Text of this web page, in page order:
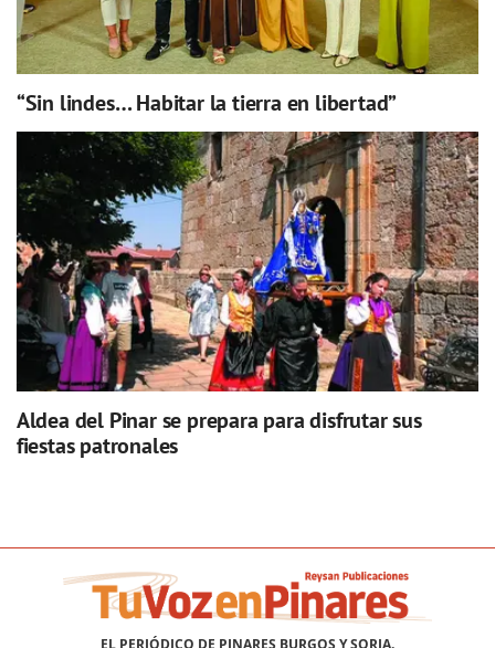
“Sin lindes… Habitar la tierra en libertad”
Aldea del Pinar se prepara para disfrutar sus
fiestas patronales